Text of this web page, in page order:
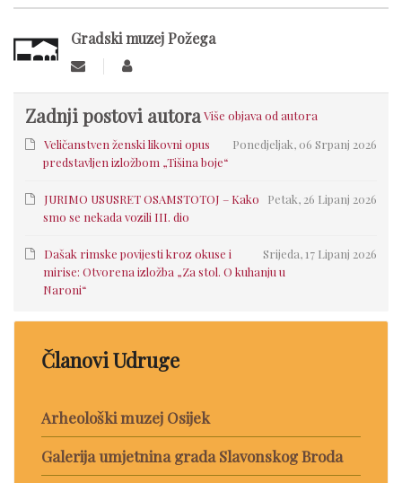
Gradski muzej Požega
Zadnji postovi autoraViše objava od autora
Ponedjeljak, 06 Srpanj 2026
Veličanstven ženski likovni opus
predstavljen izložbom „Tišina boje“
Petak, 26 Lipanj 2026
JURIMO USUSRET OSAMSTOTOJ – Kako
smo se nekada vozili III. dio
Srijeda, 17 Lipanj 2026
Dašak rimske povijesti kroz okuse i
mirise: Otvorena izložba „Za stol. O kuhanju u
Naroni“
Članovi Udruge
Arheološki muzej Osijek
Galerija umjetnina grada Slavonskog Broda